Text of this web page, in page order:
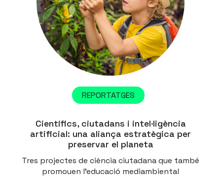
REPORTATGES
Científics, ciutadans i intel·ligència
artificial: una aliança estratègica per
preservar el planeta
Tres projectes de ciència ciutadana que també
promouen l'educació mediambiental